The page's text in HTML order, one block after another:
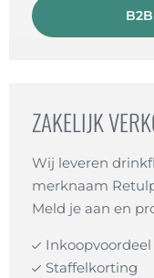
ZAKELIJK
Wij leveren
merknaam
Meld je aan en
Inkoopvoordeel
Staffelkorting